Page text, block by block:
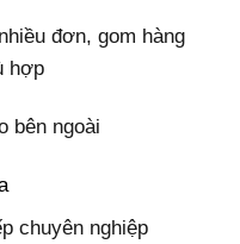
đơn, gom hàng
hợp
bên ngoài
chuyên nghiệp